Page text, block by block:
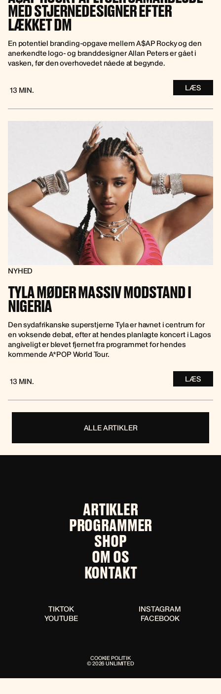
MED STJERNEDESIGNER EFTER
LÆKKET DM
En potentiel branding-opgave mellem A$AP Rocky og den
anerkendte logo- og branddesigner Allan Peters er gået i
vasken, før den overhovedet nåede at begynde.
13 MIN. LÆS
NYHED
TYLA MØDER MASSIV MODSTAND I
NIGERIA
Den sydafrikanske superstjerne Tyla er havnet i centrum for
en voksende debat, efter at hendes planlagte koncert i Lagos
angiveligt er blevet fjernet fra programmet for hendes
kommende A*POP World Tour.
13 MIN. LÆS
ALLE ARTIKLER
ARTIKLER
PROGRAMMER
SHOP
OM OS
KONTAKT
TIKTOK
INSTAGRAM
YOUTUBE
FACEBOOK
COOKIE POLITIK
© 2026 UNLIMITED